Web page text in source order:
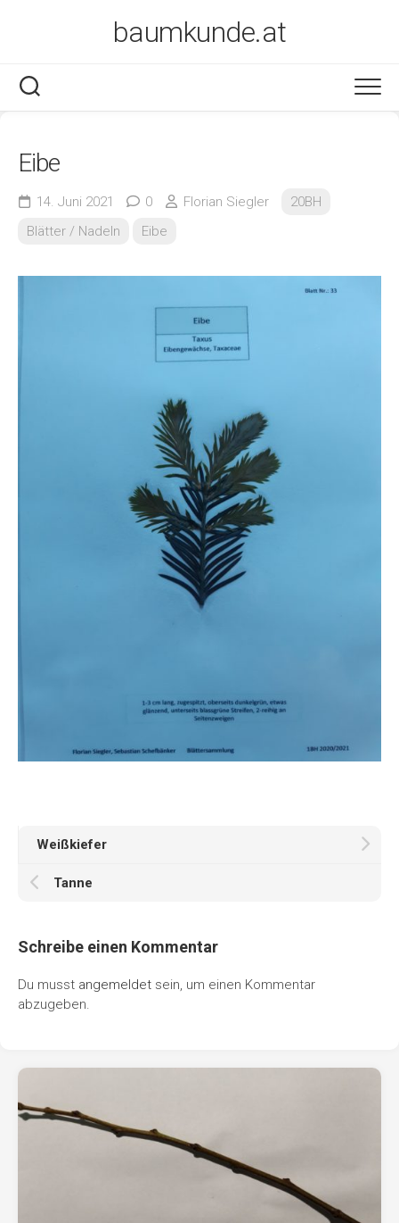
baumkunde.at
Eibe
14. Juni 2021 0 Florian Siegler
20BH
Blätter / Nadeln
Eibe
Weißkiefer
Tanne
Schreibe einen Kommentar
Du musst angemeldet sein, um einen Kommentar
abzugeben.